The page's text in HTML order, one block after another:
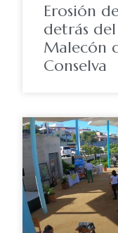
Erosión
detrás
Malecón
Conselva